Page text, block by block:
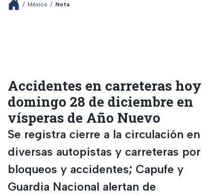
/ México / Nota
Accidentes en carreteras hoy
domingo 28 de diciembre en
vísperas de Año Nuevo
Se registra cierre a la circulación en
diversas autopistas y carreteras por
bloqueos y accidentes; Capufe y
Guardia Nacional alertan de